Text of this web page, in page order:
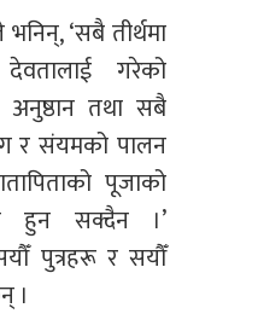
‘सबै तीर्थमा
गरेको
तथा सबै
र संयमको पालन
पूजाको
हुन सक्दैन ।’
पुत्रहरू र सयौँ
।